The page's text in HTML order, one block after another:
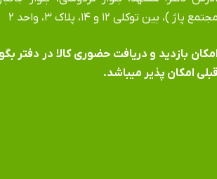
پاژ )، بین توکلی ۱۲ و ۱۴، پلاک ۳، واحد ۲
بازدید و دریافت حضوری کالا در دفتر
امکان پذیر میباشد.